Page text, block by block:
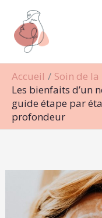
contenu
Accueil
Soin de la
Les bienfaits d’un
guide étape par
profondeur
Rechercher